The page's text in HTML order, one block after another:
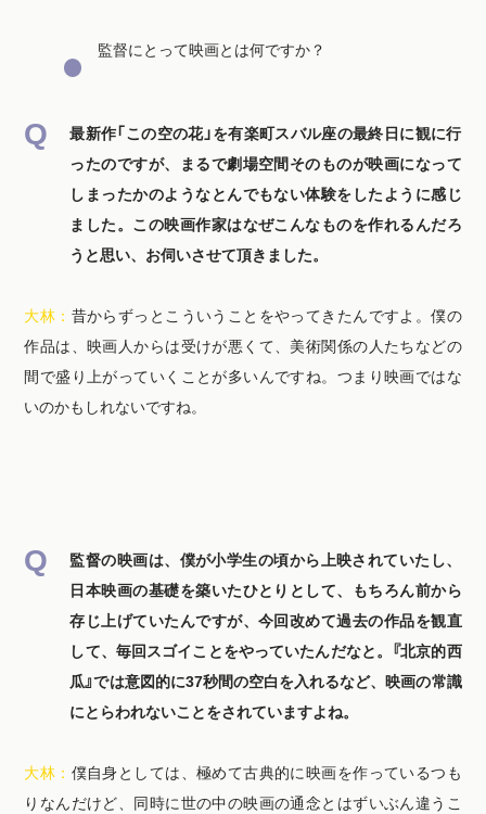
監督にとって映画とは何ですか？
最新作「この空の花」を有楽町スバル座の最終日に観に行
ったのですが、まるで劇場空間そのものが映画になって
しまったかのようなとんでもない体験をしたように感じ
ました。この映画作家はなぜこんなものを作れるんだろ
うと思い、お伺いさせて頂きました。
大林： 昔からずっとこういうことをやってきたんですよ。僕の
作品は、映画人からは受けが悪くて、美術関係の人たちなどの
間で盛り上がっていくことが多いんですね。つまり映画ではな
いのかもしれないですね。
監督の映画は、僕が小学生の頃から上映されていたし、
日本映画の基礎を築いたひとりとして、もちろん前から
存じ上げていたんですが、今回改めて過去の作品を観直
して、毎回スゴイことをやっていたんだなと。『北京的西
瓜』では意図的に37秒間の空白を入れるなど、映画の常識
にとらわれないことをされていますよね。
大林： 僕自身としては、極めて古典的に映画を作っているつも
りなんだけど、同時に世の中の映画の通念とはずいぶん違うこ